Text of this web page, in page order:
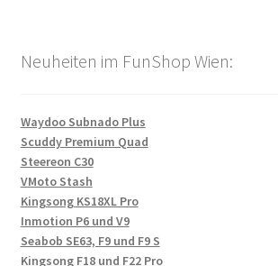
Neuheiten im FunShop Wien:
Waydoo Subnado Plus
Scuddy Premium Quad
Steereon C30
VMoto Stash
Kingsong KS18XL Pro
Inmotion P6 und V9
Seabob SE63, F9 und F9 S
Kingsong F18 und F22 Pro